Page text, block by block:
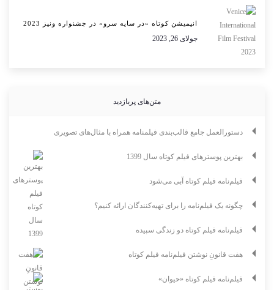
انیمیشن کوتاه «در سایه سرو» در جشنواره ونیز 2023
جولای 26, 2023
متن‌های پربازدید
دستورالعمل جامع قالب‌بندی فیلمنامه همراه با مثال‌های تصویری
بهترین پوسترهای فیلم کوتاه سال 1399
فیلم‌نامه فیلم کوتاه آبی می‌شود
چگونه یک فیلم‌نامه را برای تهیه‌کنندگان ارائه کنیم؟
فیلم‌نامه فیلم کوتاه دو زندگی سپیده
هفت قانونِ نوشتن فیلم‌نامه فیلم کوتاه
فیلم‌نامه فیلم کوتاه «حیوان»